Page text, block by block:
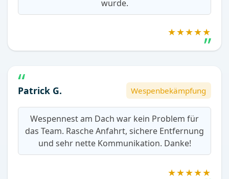
wurde.
★★★★★
Patrick G. Wespenbekämpfung
Wespennest am Dach war kein Problem für
das Team. Rasche Anfahrt, sichere Entfernung
und sehr nette Kommunikation. Danke!
★★★★★